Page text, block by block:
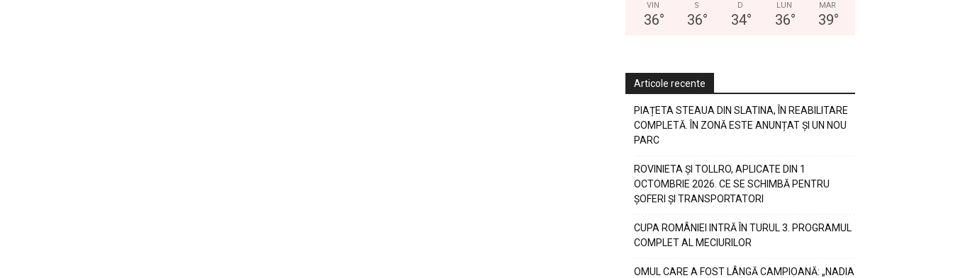
VIN
36°
S
36°
D
34°
LUN
36°
MAR
39°
Articole recente
PIAȚETA STEAUA DIN SLATINA, ÎN REABILITARE
COMPLETĂ. ÎN ZONĂ ESTE ANUNȚAT ȘI UN NOU
PARC
ROVINIETA ȘI TOLLRO, APLICATE DIN 1
OCTOMBRIE 2026. CE SE SCHIMBĂ PENTRU
ȘOFERI ȘI TRANSPORTATORI
CUPA ROMÂNIEI INTRĂ ÎN TURUL 3. PROGRAMUL
COMPLET AL MECIURILOR
OMUL CARE A FOST LÂNGĂ CAMPIOANĂ: „NADIA